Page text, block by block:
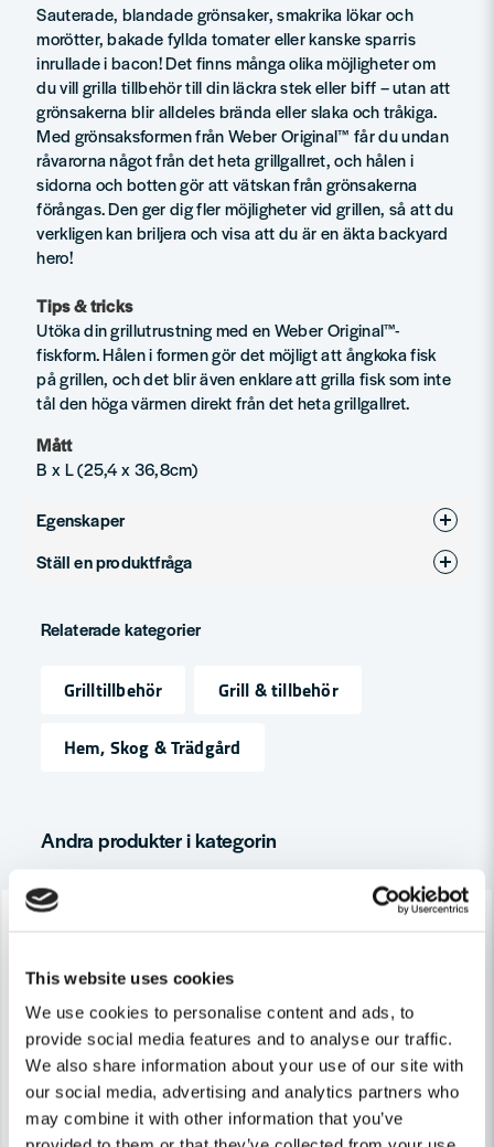
This website uses cookies
We use cookies to personalise content and ads, to
provide social media features and to analyse our traffic.
We also share information about your use of our site with
our social media, advertising and analytics partners who
may combine it with other information that you’ve
Sauterade, blandade grönsaker, smakrika lökar och
morötter, bakade fyllda tomater eller kanske sparris
inrullade i bacon! Det finns många olika möjligheter om
du vill grilla tillbehör till din läckra stek eller biff – utan att
grönsakerna blir alldeles brända eller slaka och tråkiga.
Med grönsaksformen från Weber Original™ får du undan
råvarorna något från det heta grillgallret, och hålen i
sidorna och botten gör att vätskan från grönsakerna
förångas. Den ger dig fler möjligheter vid grillen, så att du
verkligen kan briljera och visa att du är en äkta backyard
hero!
Tips & tricks
Utöka din grillutrustning med en Weber Original™-
fiskform. Hålen i formen gör det möjligt att ångkoka fisk
på grillen, och det blir även enklare att grilla fisk som inte
tål den höga värmen direkt från det heta grillgallret.
Mått
B x L (25,4 x 36,8cm)
Egenskaper
Produkttyp
Ställ en produktfråga
Fråga oss något om denna produkten...
Namn
Skicka fråga
Relaterade kategorier
Grilltillbehör
Grill & tillbehör
Hem, Skog & Trädgård
Andra produkter i kategorin
-28%